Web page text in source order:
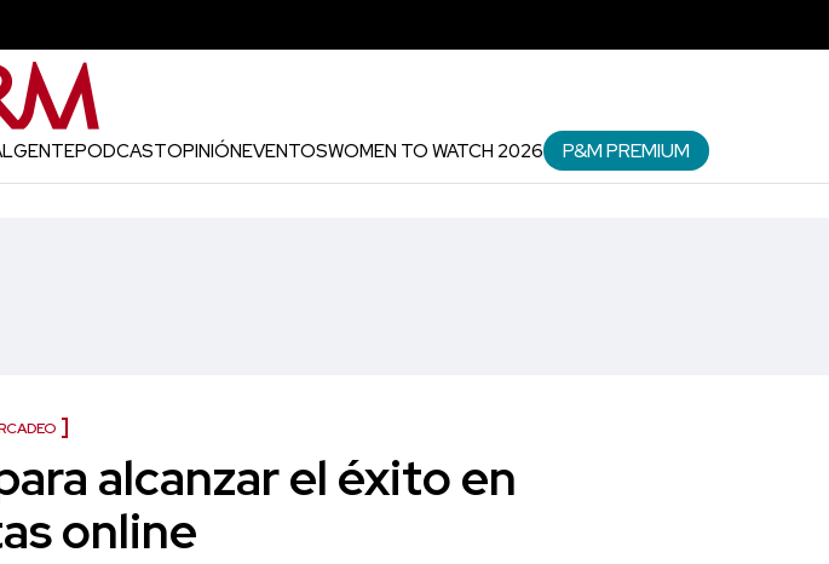
GENTEPODCASTOPINIÓNEVENTOSWOMEN TO WATCH 2026 P&M PREMIUM
alcanzar el éxito en
online